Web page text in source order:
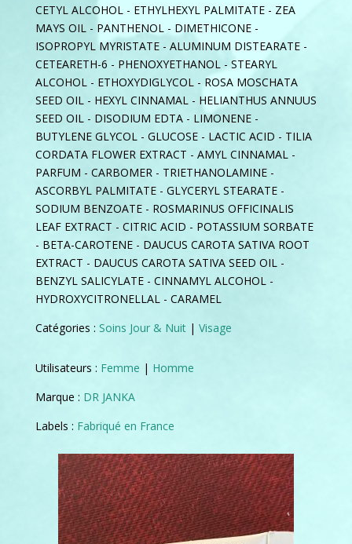
CETYL ALCOHOL - ETHYLHEXYL PALMITATE - ZEA
MAYS OIL - PANTHENOL - DIMETHICONE -
ISOPROPYL MYRISTATE - ALUMINUM DISTEARATE -
CETEARETH-6 - PHENOXYETHANOL - STEARYL
ALCOHOL - ETHOXYDIGLYCOL - ROSA MOSCHATA
SEED OIL - HEXYL CINNAMAL - HELIANTHUS ANNUUS
SEED OIL - DISODIUM EDTA - LIMONENE -
BUTYLENE GLYCOL - GLUCOSE - LACTIC ACID - TILIA
CORDATA FLOWER EXTRACT - AMYL CINNAMAL -
PARFUM - CARBOMER - TRIETHANOLAMINE -
ASCORBYL PALMITATE - GLYCERYL STEARATE -
SODIUM BENZOATE - ROSMARINUS OFFICINALIS
LEAF EXTRACT - CITRIC ACID - POTASSIUM SORBATE
- BETA-CAROTENE - DAUCUS CAROTA SATIVA ROOT
EXTRACT - DAUCUS CAROTA SATIVA SEED OIL -
BENZYL SALICYLATE - CINNAMYL ALCOHOL -
HYDROXYCITRONELLAL - CARAMEL
Catégories : Soins Jour & Nuit| Visage
Utilisateurs : Femme | Homme
Marque : DR JANKA
Labels : Fabriqué en France